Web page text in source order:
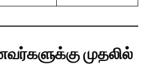
முதலில்